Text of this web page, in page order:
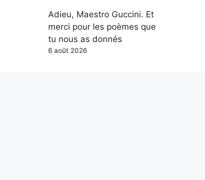
Adieu, Maestro Guccini. Et
merci pour les poèmes que
tu nous as donnés
6 août 2026